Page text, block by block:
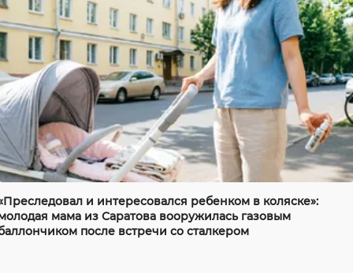
и интересовался ребенком в коляске»:
мама из Саратова вооружилась газовым
после встречи со сталкером